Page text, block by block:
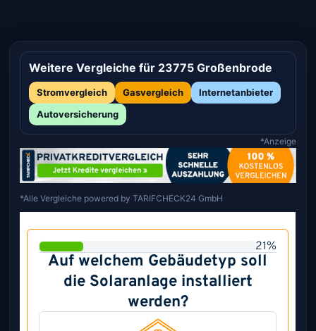
Weitere Vergleiche für 23775 Großenbrode
Stromvergleich Gasvergleich
Internetanbieter
Autoversicherung
*Anzeige
*Alle Vergleiche powered by TARIFCHECK24 GmbH